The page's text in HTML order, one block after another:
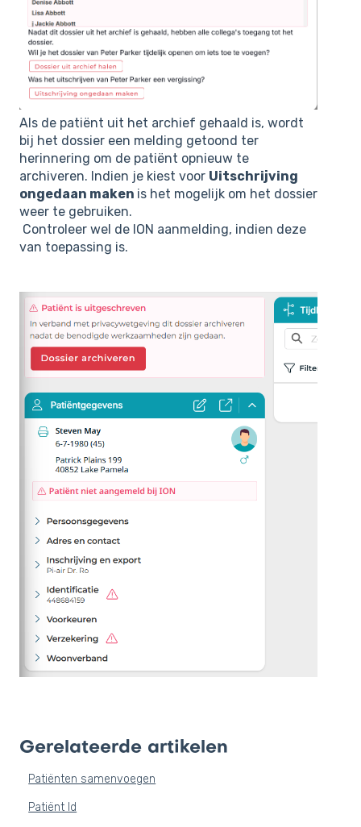
Als de patiënt uit het archief gehaald is, wordt
bij het dossier een melding getoond ter
herinnering om de patiënt opnieuw te
archiveren. Indien je kiest voor Uitschrijving
ongedaan maken is het mogelijk om het dossier
weer te gebruiken.
Controleer wel de ION aanmelding, indien deze
van toepassing is.
Gerelateerde artikelen
Patiënten samenvoegen
Patiënt Id